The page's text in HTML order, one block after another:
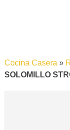
Cocina Casera»
SOLOMILLO